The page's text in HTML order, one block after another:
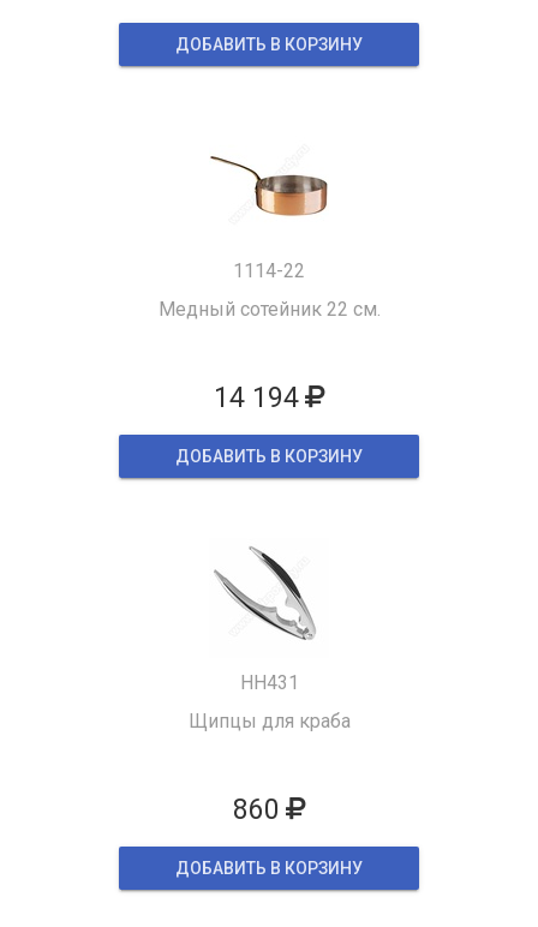
ДОБАВИТЬ В КОРЗИНУ
1114-22
Медный сотейник 22 см.
14 194
ДОБАВИТЬ В КОРЗИНУ
HH431
Щипцы для краба
860
ДОБАВИТЬ В КОРЗИНУ